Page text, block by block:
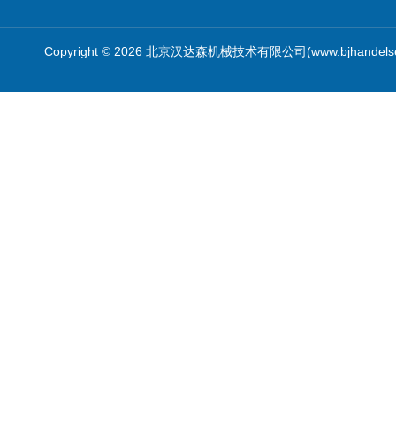
Copyright © 2026 北京汉达森机械技术有限公司